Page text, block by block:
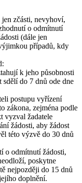
zčásti, nevyhoví,
o odmítnutí
(dále jen
případů, kdy
k jeho působnosti
sdělí do 7 dnů ode dne
postupu vyřízení
zákona, zejména podle
vyzval žadatele
žádosti, aby žádost
této výzvě do 30 dnů
o odmítnutí žádosti,
poskytne
nejpozději do 15 dnů
doplnění.